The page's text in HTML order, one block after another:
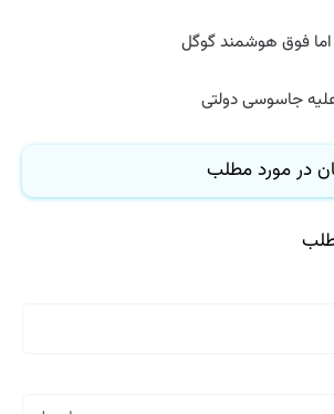
فوق هوشمند گوگل
جاسوسی دولتی
در مورد مطلب